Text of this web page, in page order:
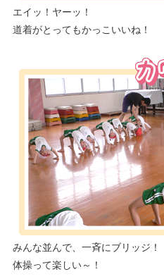
エイッ！ヤーッ！
道着がとってもかっこいいね！
みんな並んで、一斉にブリッジ！
体操って楽しい～！